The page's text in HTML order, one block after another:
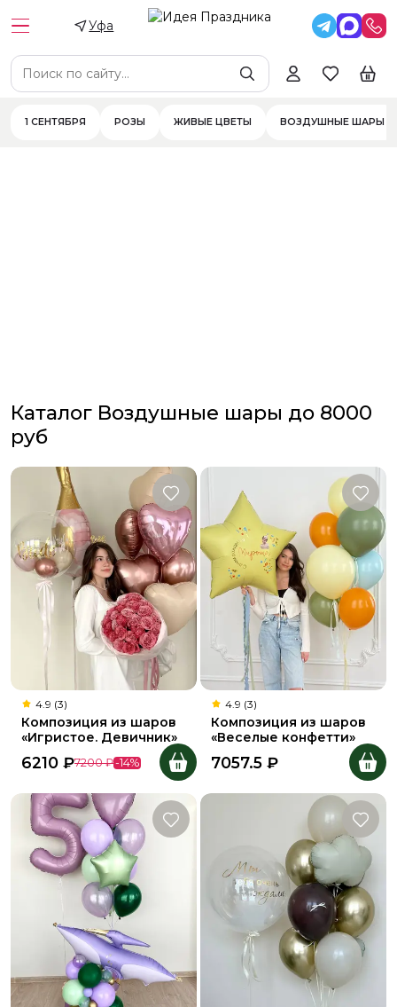
Уфа
1 СЕНТЯБРЯ РОЗЫ ЖИВЫЕ ЦВЕТЫ ВОЗДУШНЫЕ ШАРЫ
Фильтры Цена Цветы Цветы в составе
Каталог Воздушные шары до 8000
руб
4.9 (3)
Композиция из шаров
«Игристое. Девичник»
6210 ₽7200 ₽-14%
4.9 (3)
Композиция из шаров
«Веселые конфетти»
7057.5 ₽